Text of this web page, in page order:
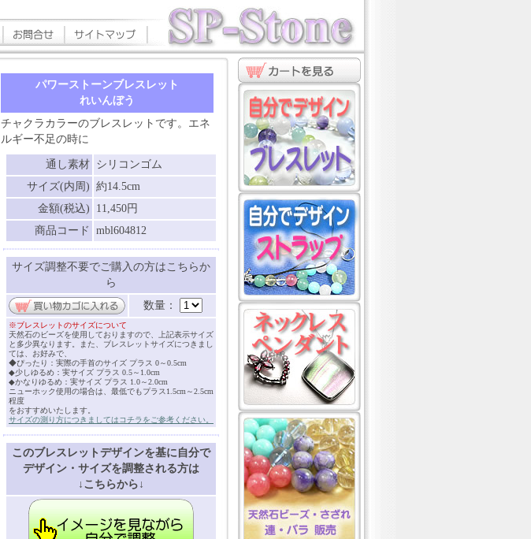
パワーストーンブレスレット
れいんぼう
チャクラカラーのブレスレットです。エネ
ルギー不足の時に
通し素材 シリコンゴム
サイズ(内周) 約14.5cm
金額(税込)
11,450円
商品コード
mbl604812
サイズ調整不要でご購入の方はこちらか
ら
数量：
※ブレスレットのサイズについて
天然石のビーズを使用しておりますので、上記表示サイズ
と多少異なります。また、ブレスレットサイズにつきまし
ては、お好みで、
◆ぴったり：実際の手首のサイズ プラス 0～0.5cm
◆少しゆるめ：実サイズ プラス 0.5～1.0cm
◆かなりゆるめ：実サイズ プラス 1.0～2.0cm
ニューホック使用の場合は、最低でもプラス1.5cm～2.5cm
程度
をおすすめいたします。
サイズの測り方につきましてはコチラをご参考ください。
このブレスレットデザインを基に自分で
デザイン・サイズを調整される方は
↓こちらから↓